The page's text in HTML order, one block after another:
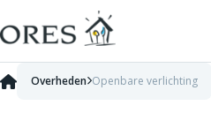
Skip to Content
Overheden Openbare verlichting